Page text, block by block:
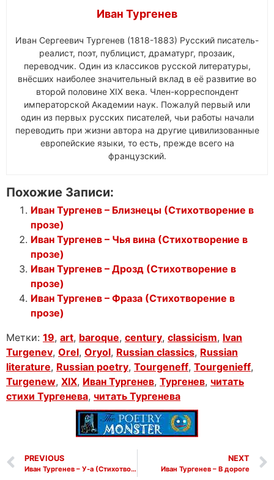
Иван Тургенев
Иван Сергеевич Тургенев (1818-1883) Русский писатель-
реалист, поэт, публицист, драматург, прозаик,
переводчик. Один из классиков русской литературы,
внёсших наиболее значительный вклад в её развитие во
второй половине XIX века. Член-корреспондент
императорской Академии наук. Пожалуй первый или
один из первых русских писателей, чьи работы начали
переводить при жизни автора на другие цивилизованные
европейские языки, то есть, прежде всего на
французский.
Похожие Записи:
Иван Тургенев – Близнецы (Стихотворение в
прозе)
Иван Тургенев – Чья вина (Стихотворение в
прозе)
Иван Тургенев – Дрозд (Стихотворение в
прозе)
Иван Тургенев – Фраза (Стихотворение в
прозе)
Метки: 19, art, baroque, century, classicism, Ivan
Turgenev, Orel, Oryol, Russian classics, Russian
literature, Russian poetry, Tourgeneff, Tourgenieff,
Turgenew, XIX, Иван Тургенев, Тургенев, читать
стихи Тургенева, читать Тургенева
PREVIOUS
Иван Тургенев – У-а (Стихотворение в прозе)
NEXT
Иван Тургенев – В дороге